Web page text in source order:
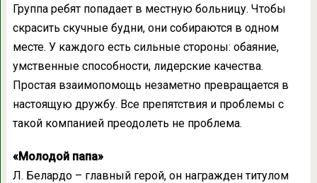
Группа ребят попадает в местную больницу. Чтобы
скрасить скучные будни, они собираются в одном
месте. У каждого есть сильные стороны: обаяние,
умственные способности, лидерские качества.
Простая взаимопомощь незаметно превращается в
настоящую дружбу. Все препятствия и проблемы с
такой компанией преодолеть не проблема.
«Молодой папа»
Л. Белардо – главный герой, он награжден титулом